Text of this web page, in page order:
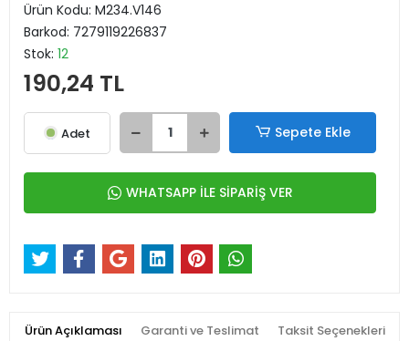
Ürün Kodu: M234.V146
Barkod: 7279119226837
Stok: 12
190,24 TL
Adet Sepete Ekle
WHATSAPP İLE SİPARİŞ VER
Ürün Açıklaması Garanti ve Teslimat Taksit Seçenekleri